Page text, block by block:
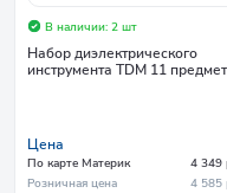
В наличии: 2 шт
Набор диэлектрического
инструмента TDM 11
Цена
По карте Материк
4 349
Розничная цена
4 585